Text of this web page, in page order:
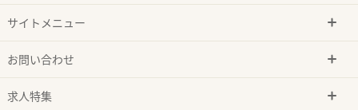
サイトメニュー
お問い合わせ
求人特集